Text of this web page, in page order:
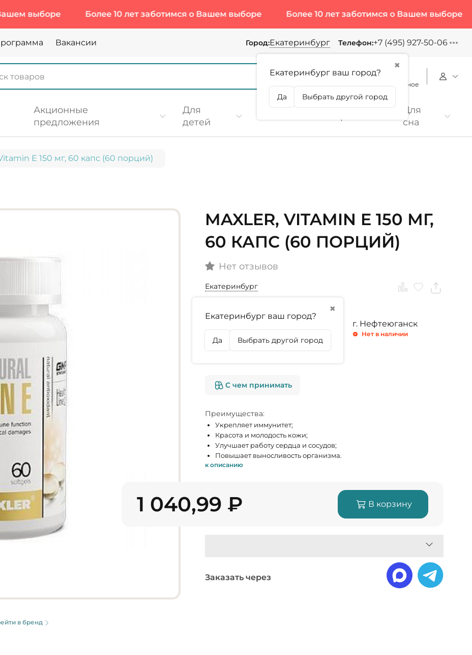
Более 10 лет заботимся о Вашем выборе Более 10 лет заботимся о Вашем выборе
Вакансии Город:Екатеринбург
✖
Екатеринбург ваш город?
Да Выбрать другой город
Телефон:+7 (495) 927-50-06
Избранное
Акционные
предложения
Для
детей
Для
сна
E 150 мг, 60 капс (60 порций)
в бренд
MAXLER, VITAMIN E 150 МГ,
60 КАПС (60 ПОРЦИЙ)
Нет отзывов
Екатеринбург
✖
Екатеринбург ваш город?
Да Выбрать другой город
г. Екатеринбург г. Тюмень г. Нефтеюганск
Нет в наличии
С чем принимать
Преимущества:
Укрепляет иммунитет;
Красота и молодость кожи;
Улучшает работу сердца и сосудов;
Повышает выносливость организма.
к описанию
1 040,99 ₽ В корзину
Заказать через